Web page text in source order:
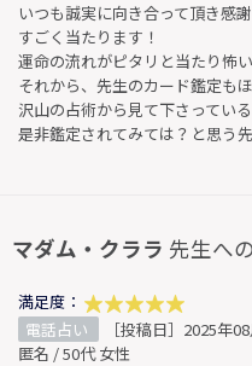
いつも誠実に向き合って頂き感謝
すごく当たります！
運命の流れがピタリと当たり怖い
それから、先生のカード鑑定も
沢山の占術から見て下さってい
是非鑑定されてみては？と思う先
マダム・クララ 先生へ
満足度：
電話占い
［投稿日］2025年
匿名 / 50代 女性